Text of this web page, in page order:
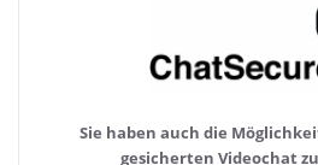
Sie haben auch die
gesicherten Videochat